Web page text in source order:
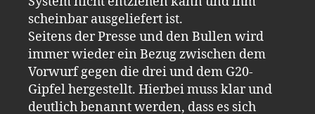
scheinbar ausgeliefert ist.
Seitens der Presse und den Bullen wird
immer wieder ein Bezug zwischen dem
Vorwurf gegen die drei und dem G20-
Gipfel hergestellt. Hierbei muss klar und
deutlich benannt werden, dass es sich